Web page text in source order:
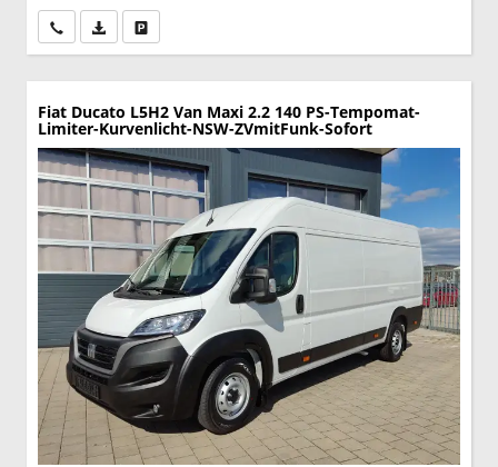
Wir rufen Sie anPDF-Datei, Fahrzeugexposé drucken
Fiat Ducato L5H2 Van Maxi 2.2 140 PS-Tempomat-
Limiter-Kurvenlicht-NSW-ZVmitFunk-Sofort